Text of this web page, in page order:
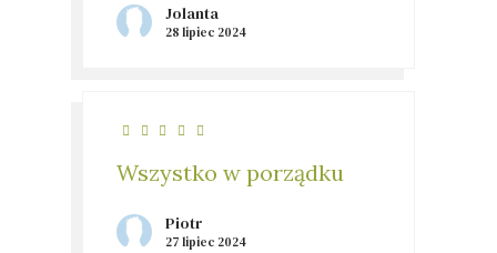
Jolanta
28 lipiec 2024
Wszystko w porządku
Piotr
27 lipiec 2024